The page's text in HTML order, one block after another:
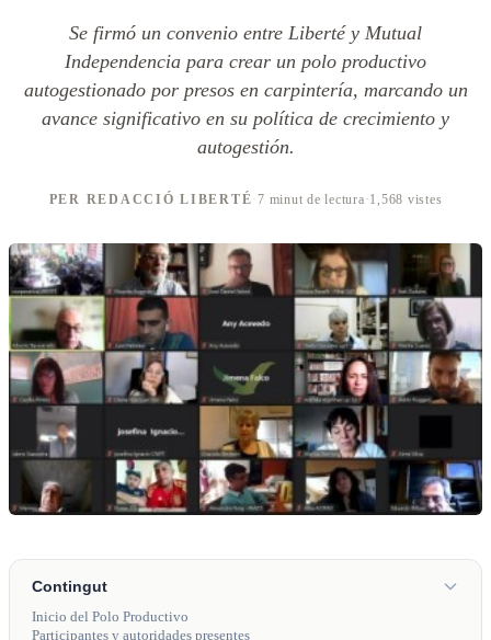
Se firmó un convenio entre Liberté y Mutual
Independencia para crear un polo productivo
autogestionado por presos en carpintería, marcando un
avance significativo en su política de crecimiento y
autogestión.
PER REDACCIÓ LIBERTÉ·7 minut de lectura·1,568 vistes
Contingut
Inicio del Polo Productivo
Participantes y autoridades presentes